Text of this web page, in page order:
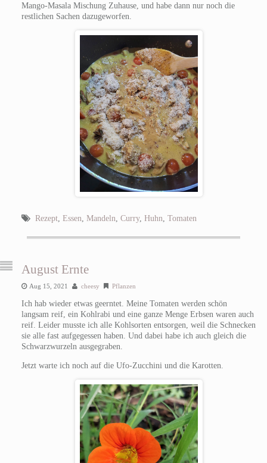
Mango-Masala Mischung Zuhause, und habe dann nur noch die
restlichen Sachen dazugeworfen.
Rezept, Essen, Mandeln, Curry, Huhn, Tomaten
August Ernte
Aug 15, 2021 cheesy Pflanzen
Ich hab wieder etwas geerntet. Meine Tomaten werden schön
langsam reif, ein Kohlrabi und eine ganze Menge Erbsen waren auch
reif. Leider musste ich alle Kohlsorten entsorgen, weil die Schnecken
sie alle fast aufgegessen haben. Und dabei habe ich auch gleich die
Schwarzwurzeln ausgegraben.
Jetzt warte ich noch auf die Ufo-Zucchini und die Karotten.